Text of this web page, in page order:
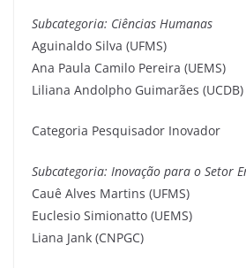
Subcategoria: Ciências Humanas
Aguinaldo Silva (UFMS)
Ana Paula Camilo Pereira (UEMS)
Liliana Andolpho Guimarães (UCDB)
Categoria Pesquisador Inovador
Subcategoria: Inovação para o Setor
Cauê Alves Martins (UFMS)
Euclesio Simionatto (UEMS)
Liana Jank (CNPGC)